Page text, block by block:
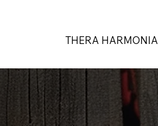
THERA HARMONIA